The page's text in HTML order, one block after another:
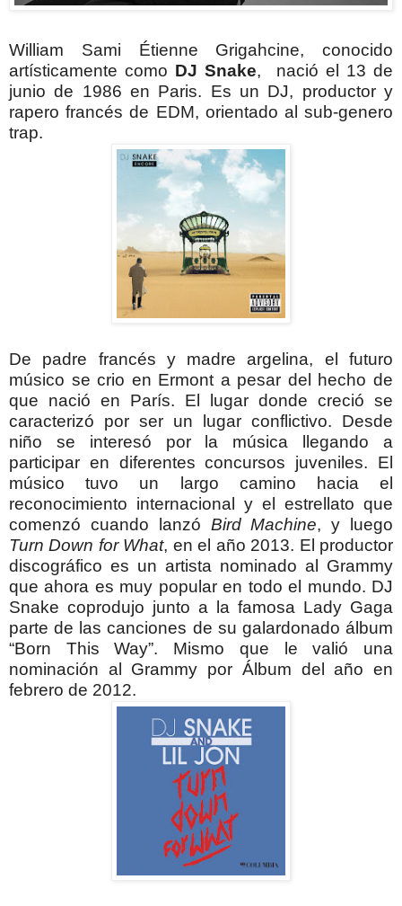
William Sami Étienne Grigahcine, conocido
artísticamente como DJ Snake,
nació el 13 de
junio de 1986 en Paris. Es un DJ, productor y
rapero francés de EDM, orientado al sub-genero
trap.
De padre francés y madre argelina, el futuro
músico se crio en Ermont a pesar del hecho de
que nació en París. El lugar donde creció se
caracterizó por ser un lugar conflictivo. Desde
niño se interesó por la música llegando a
participar en diferentes concursos juveniles. El
músico tuvo un largo camino hacia el
reconocimiento internacional y el estrellato que
comenzó cuando lanzó Bird Machine, y luego
Turn Down for What, en el año 2013. El productor
discográfico es un artista nominado al Grammy
que ahora es muy popular en todo el mundo. DJ
Snake coprodujo junto a la famosa Lady Gaga
parte de las canciones de su galardonado álbum
“Born This Way”. Mismo que le valió una
nominación al Grammy por Álbum del año en
febrero de 2012.